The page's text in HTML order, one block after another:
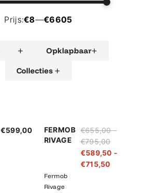
Prijs:€8—€6605
+ Opklapbaar+
Collecties +
€599,00
FERMOB
RIVAGE
Fermob
Rivage
€655,00 -
€795,00
€655,00
tot
€795,00
€589,50 -
€715,50
€589,50
tot
€715,50